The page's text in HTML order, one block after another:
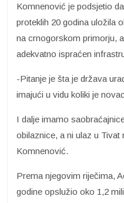
Komnenović je podsjetio
proteklih 20 godina uložila
na crnogorskom primorju,
adekvatno ispraćen
-Pitanje je šta je država
imajući u vidu koliki je
I dalje imamo
obilaznice, a ni ulaz u
Komnenović.
Prema njegovim riječima,
godine opslužio oko 1,2